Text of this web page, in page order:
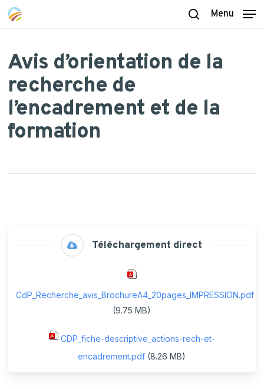
Skip
content
Menu
Avis d’orientation de la
recherche de
l’encadrement et de la
formation
Téléchargement direct
CdP_Recherche_avis_BrochureA4_20pages_IMPRESSION.pdf
(9.75 MB)
CDP_fiche-descriptive_actions-rech-et-
encadrement.pdf (8.26 MB)